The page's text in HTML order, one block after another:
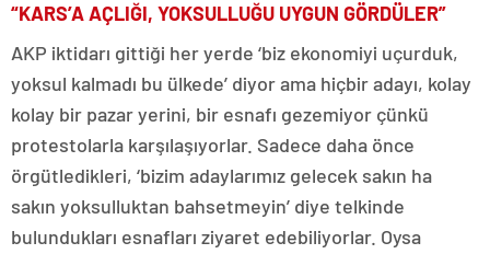
“KARS’A AÇLIĞI, YOKSULLUĞU UYGUN GÖRDÜLER”
AKP iktidarı gittiği her yerde ‘biz ekonomiyi uçurduk,
yoksul kalmadı bu ülkede’ diyor ama hiçbir adayı, kolay
kolay bir pazar yerini, bir esnafı gezemiyor çünkü
protestolarla karşılaşıyorlar. Sadece daha önce
örgütledikleri, ‘bizim adaylarımız gelecek sakın ha
sakın yoksulluktan bahsetmeyin’ diye telkinde
bulundukları esnafları ziyaret edebiliyorlar. Oysa